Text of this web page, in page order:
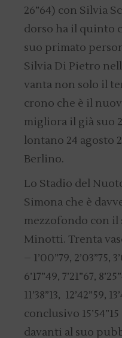
26”64) con Silvia
dorso ha il quinto
suo primato
Silvia Di Pietro
vanta non solo il
crono che è il
migliora il già suo
lontano 24 agosto
Berlino.
Lo Stadio del
Simona che è
mezzofondo con il
Minotti. Trenta
– 1’00”79, 2’03”75,
6’17”49, 7’21”67,
11’38”13, 12’42”59,
conclusivo
davanti al suo